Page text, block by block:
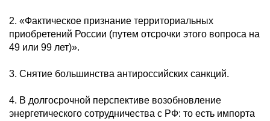
2. «Фактическое признание территориальных
приобретений России (путем отсрочки этого вопроса на
49 или 99 лет)».
3. Снятие большинства антироссийских санкций.
4. В долгосрочной перспективе возобновление
энергетического сотрудничества с РФ: то есть импорта